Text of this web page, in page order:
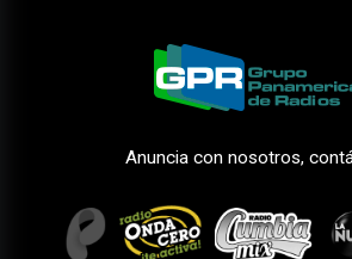
Anuncia con nosotros,